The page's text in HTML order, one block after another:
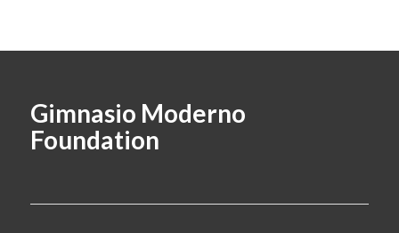
Gimnasio Moderno
Foundation